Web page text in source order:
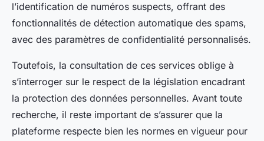
l’identification de numéros suspects, offrant des
fonctionnalités de détection automatique des spams,
avec des paramètres de confidentialité personnalisés.
Toutefois, la consultation de ces services oblige à
s’interroger sur le respect de la législation encadrant
la protection des données personnelles. Avant toute
recherche, il reste important de s’assurer que la
plateforme respecte bien les normes en vigueur pour